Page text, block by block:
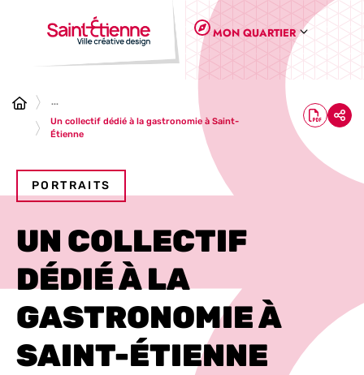
Panneau de gestion des cookies
MON QUARTIER
...
Un collectif dédié à la gastronomie à Saint-
Étienne
PORTRAITS
UN COLLECTIF
DÉDIÉ À LA
GASTRONOMIE À
SAINT-ÉTIENNE